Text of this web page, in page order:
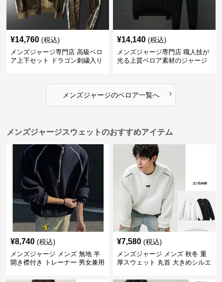
¥14,760 (税込)
メンズジャージ専門店 高級ベロ
ア上下セット ドラゴン刺繍入り
¥14,140 (税込)
メンズジャージ専門店 職人技が
光る上質ベロア素材のジャージ
メンズジャージのベロア一覧へ ›
メンズジャージスウェットのおすすめアイテム
¥8,740 (税込)
メンズジャージ メンズ 無地 半
開き襟付き トレーナー 男女兼用
¥7,580 (税込)
メンズジャージ メンズ 秋冬 重
厚スウェット 丸首 大きめシルエ